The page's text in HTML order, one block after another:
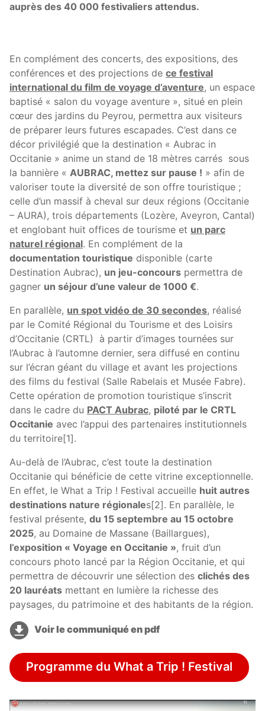
auprès des 40 000 festivaliers attendus.
En complément des concerts, des expositions, des
conférences et des projections de ce festival
international du film de voyage d’aventure, un espace
baptisé « salon du voyage aventure », situé en plein
cœur des jardins du Peyrou, permettra aux visiteurs
de préparer leurs futures escapades. C’est dans ce
décor privilégié que la destination « Aubrac in
Occitanie » anime un stand de 18 mètres carrés sous
la bannière « AUBRAC, mettez sur pause ! » afin de
valoriser toute la diversité de son offre touristique ;
celle d’un massif à cheval sur deux régions (Occitanie
– AURA), trois départements (Lozère, Aveyron, Cantal)
et englobant huit offices de tourisme et un parc
naturel régional. En complément de la
documentation touristique disponible (carte
Destination Aubrac), un jeu-concours permettra de
gagner un séjour d’une valeur de 1000 €.
En parallèle, un spot vidéo de 30 secondes, réalisé
par le Comité Régional du Tourisme et des Loisirs
d’Occitanie (CRTL) à partir d’images tournées sur
l’Aubrac à l’automne dernier, sera diffusé en continu
sur l’écran géant du village et avant les projections
des films du festival (Salle Rabelais et Musée Fabre).
Cette opération de promotion touristique s’inscrit
dans le cadre du PACT Aubrac, piloté par le CRTL
Occitanie avec l’appui des partenaires institutionnels
du territoire[1].
Au-delà de l’Aubrac, c’est toute la destination
Occitanie qui bénéficie de cette vitrine exceptionnelle.
En effet, le What a Trip ! Festival accueille huit autres
destinations nature régionales[2]. En parallèle, le
festival présente, du 15 septembre au 15 octobre
2025, au Domaine de Massane (Baillargues),
l’exposition « Voyage en Occitanie », fruit d’un
concours photo lancé par la Région Occitanie, et qui
permettra de découvrir une sélection des clichés des
20 lauréats mettant en lumière la richesse des
paysages, du patrimoine et des habitants de la région.
Voir le communiqué en pdf
Programme du What a Trip ! Festival